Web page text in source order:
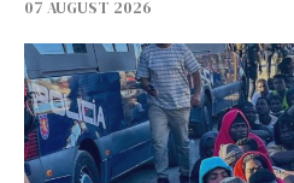
07 AUGUST 2026